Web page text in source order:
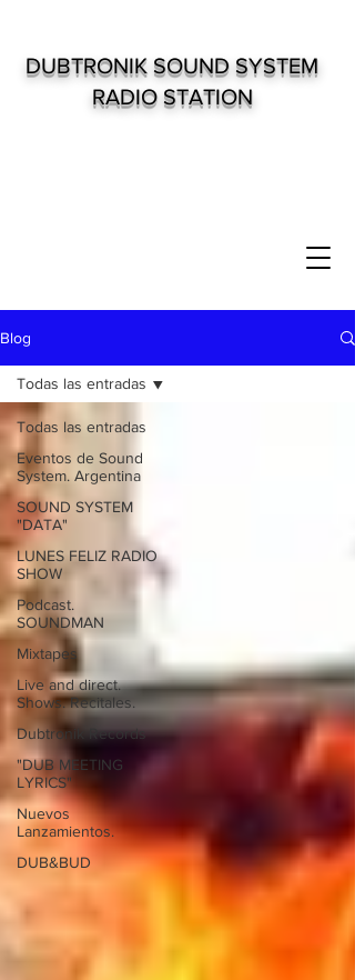
DUBTRONIK SOUND SYSTEM
RADIO STATION
Blog
Todas las entradas
Eventos de Sound
System. Argentina
SOUND SYSTEM
"DATA"
LUNES FELIZ RADIO
SHOW
Podcast.
SOUNDMAN
Mixtapes
Live and direct.
Shows. Recitales.
Dubtronik Records
"DUB MEETING
LYRICS"
Nuevos
Lanzamientos.
DUB&BUD
Todas las entradas